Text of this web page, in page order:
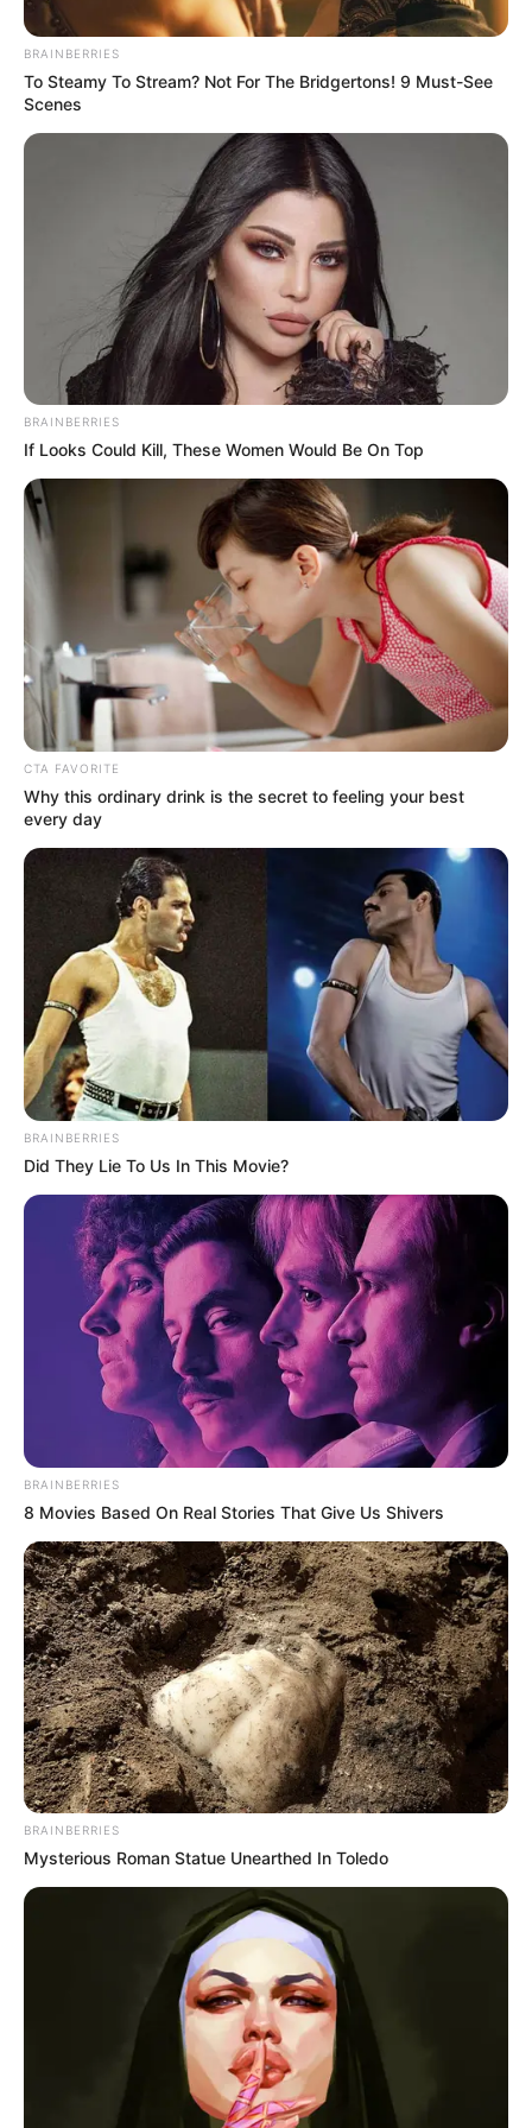
Posted
in
Friss hírek
Magyar Péter bejelentette: Itt az
utolsó szög a Fidesz
koporsójába, ezzel vége
May 16, 2026
BRAINBERRIES
To Steamy To Stream? Not For The Bridgertons! 9 Must-See
Scenes
BRAINBERRIES
If Looks Could Kill, These Women Would Be On Top
CTA FAVORITE
Why this ordinary drink is the secret to feeling your best
every day
BRAINBERRIES
Did They Lie To Us In This Movie?
BRAINBERRIES
8 Movies Based On Real Stories That Give Us Shivers
BRAINBERRIES
Mysterious Roman Statue Unearthed In Toledo